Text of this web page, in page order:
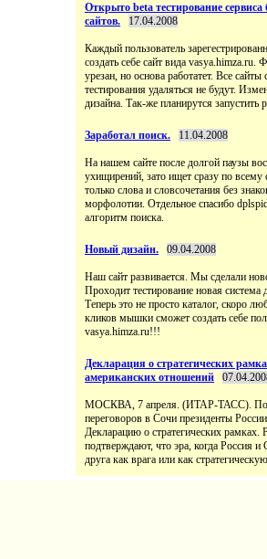
Открыто beta тестирование
сайтов.
17.04.2008
Каждый пользователь
создать себе сайт вида vasya.himza.ru.
урезан, но основа работатет. Все
тестирования удаляться не будут.
дизайна. Так-же планирутся запустить
Заработал поиск. 11.04.2008
На нашем сайте после долгой паузы
ухищирений, зато ищет сразу по
только слова и словсочетания без
морфолотии. Отдельное спасибо
алгоритм поиска.
Новый дизайн. 09.04.2008
Наш сайт развивается. Мы сделали
Проходит тестирование новая система
Теперь это не просто каталог, скоро
кликов мышки сможет создать себе
vasya.himza.ru!!!
Декларация о стратегических
американских отношений
МОСКВА, 7 апреля. (ИТАР-ТАСС). По
переговоров в Сочи президенты
Декларацию о стратегических
подтверждают, что эра, когда Россия
друга как врага или как